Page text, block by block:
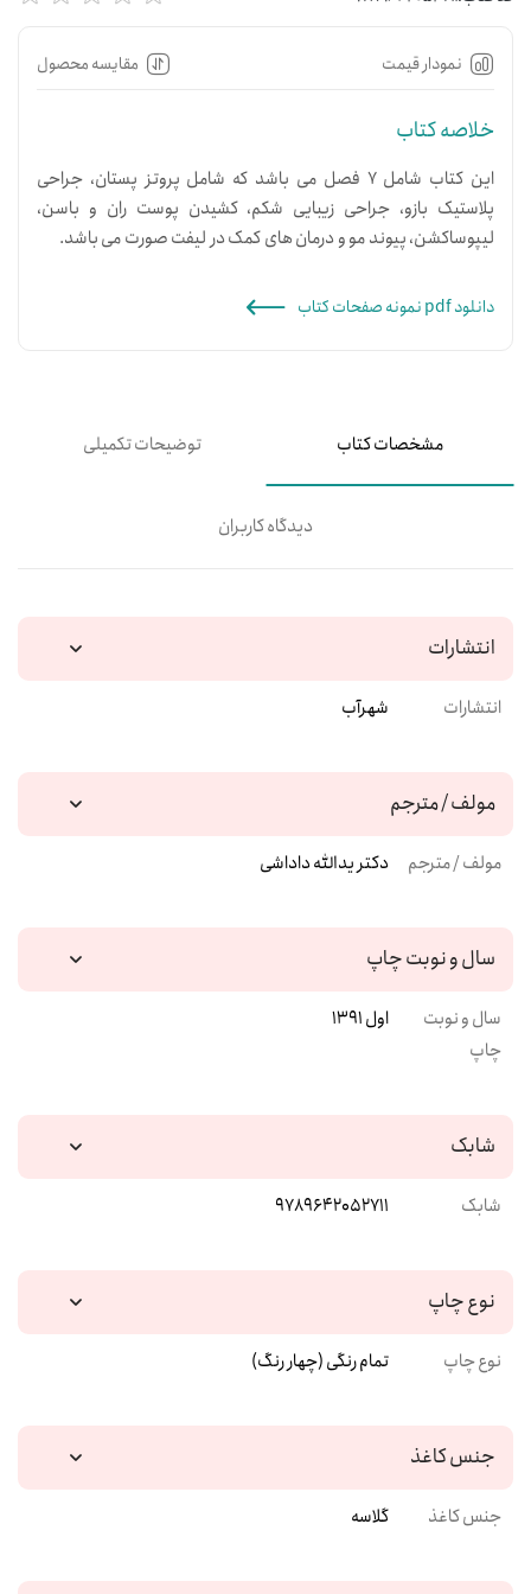
نمودار قیمت مقایسه محصول
خلاصه کتاب
این کتاب شامل 7 فصل می باشد که شامل پروتز پستان، جراحی
پلاستیک بازو، جراحی زیبایی شکم، کشیدن پوست ران و باسن،
لیپوساکشن، پیوند مو و درمان های کمک در لیفت صورت می باشد.
دانلود pdf نمونه صفحات کتاب
مشخصات کتاب توضیحات تکمیلی
دیدگاه کاربران
انتشارات
انتشارات شهرآب
مولف / مترجم
مولف / مترجم دکتر یدالله داداشی
سال و نوبت چاپ
سال و نوبت
چاپ
اول 1391
شابک
شابک 9789642052711
نوع چاپ
نوع چاپ تمام رنگی (چهار رنگ)
جنس کاغذ
جنس کاغذ گلاسه